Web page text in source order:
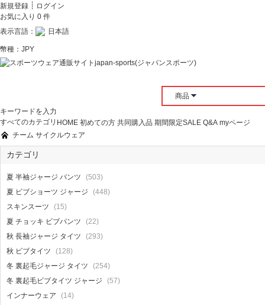
新規登録 ┊ ログイン
お気に入り 0 件
表示言語：
日本語
幣種： JPY
商品
キーワードを入力
すべてのカテゴリ HOME 初めての方 共同購入品 期間限定SALE Q&A myページ
チーム サイクルウェア
カテゴリ
夏 半袖ジャージ パンツ
(503)
夏 ビブショーツ ジャージ
(448)
スキンスーツ
(15)
夏 チョッキ ビブパンツ
(22)
秋 長袖ジャージ タイツ
(293)
秋 ビブタイツ
(128)
冬 裏起毛ジャージ タイツ
(254)
冬 裏起毛ビブタイツ ジャージ
(57)
インナーウェア
(14)